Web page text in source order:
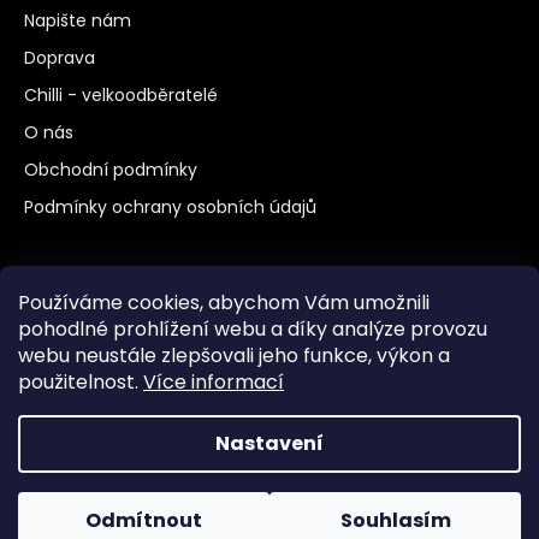
Používáme cookies, abychom Vám umožnili
pohodlné prohlížení webu a díky analýze provozu
webu neustále zlepšovali jeho funkce, výkon a
použitelnost. Více informací
Nastavení
Odmítnout Souhlasím
Napište nám
Doprava
Chilli - velkoodběratelé
O nás
Obchodní podmínky
Podmínky ochrany osobních údajů
Další odkazy
Chilli a pěstování
Vaření
Jak správně psát chilli
Copyright 2026chillidoupe.cz. Všechna práva
vyhrazena.
Upravit nastavení cookies